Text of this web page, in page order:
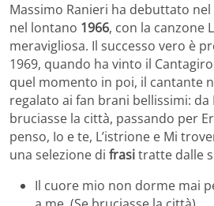
Massimo Ranieri ha debuttato
nel lontano 1966, con la canzone
meravigliosa. Il successo vero è
1969, quando ha vinto il
quel momento in poi, il cantante
regalato ai fan brani bellissimi: da
bruciasse la città, passando per
penso, Io e te, L’istrione e Mi
una selezione di frasitratte dalle
Il cuore mio non dorme mai